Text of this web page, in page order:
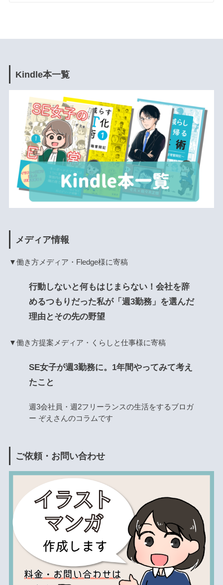
Kindle本一覧
メディア情報
▼働き方メディア・Fledge様に寄稿
行動しないと何もはじまらない！会社を辞
めるつもりだった私が「週3勤務」を選んだ
理由とその先の野望
▼働き方提案メディア・くらしと仕事様に寄稿
SE女子が週3勤務に。1年間やってみて考え
たこと
週3会社員・週2フリーランスの生活をするブロガ
ー ぞえさんのコラムです
ご依頼・お問い合わせ